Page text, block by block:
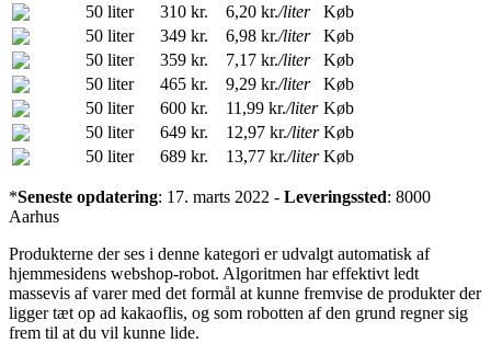
50 liter
310 kr. 6,20 kr./liter
Køb
50 liter
349 kr. 6,98 kr./liter
Køb
50 liter
359 kr. 7,17 kr./liter
Køb
50 liter
465 kr. 9,29 kr./liter
Køb
50 liter
600 kr. 11,99 kr./liter Køb
50 liter
649 kr. 12,97 kr./liter Køb
50 liter
689 kr. 13,77 kr./liter Køb
*Seneste opdatering: 17. marts 2022 - Leveringssted: 8000
Aarhus
Produkterne der ses i denne kategori er udvalgt automatisk af
hjemmesidens webshop-robot. Algoritmen har effektivt ledt
massevis af varer med det formål at kunne fremvise de produkter der
ligger tæt op ad kakaoflis, og som robotten af den grund regner sig
frem til at du vil kunne lide.